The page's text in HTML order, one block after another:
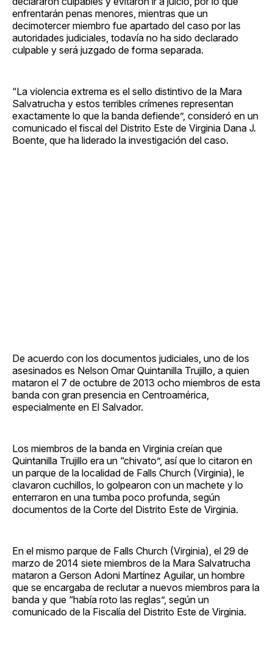
enfrentarán penas menores, mientras que un
decimotercer miembro fue apartado del caso por las
autoridades judiciales, todavía no ha sido declarado
culpable y será juzgado de forma separada.
“La violencia extrema es el sello distintivo de la Mara
Salvatrucha y estos terribles crímenes representan
exactamente lo que la banda defiende”, consideró en un
comunicado el fiscal del Distrito Este de Virginia Dana J.
Boente, que ha liderado la investigación del caso.
De acuerdo con los documentos judiciales, uno de los
asesinados es Nelson Omar Quintanilla Trujillo, a quien
mataron el 7 de octubre de 2013 ocho miembros de esta
banda con gran presencia en Centroamérica,
especialmente en El Salvador.
Los miembros de la banda en Virginia creían que
Quintanilla Trujillo era un “chivato”, así que lo citaron en
un parque de la localidad de Falls Church (Virginia), le
clavaron cuchillos, lo golpearon con un machete y lo
enterraron en una tumba poco profunda, según
documentos de la Corte del Distrito Este de Virginia.
En el mismo parque de Falls Church (Virginia), el 29 de
marzo de 2014 siete miembros de la Mara Salvatrucha
mataron a Gerson Adoni Martínez Aguilar, un hombre
que se encargaba de reclutar a nuevos miembros para la
banda y que “había roto las reglas”, según un
comunicado de la Fiscalía del Distrito Este de Virginia.